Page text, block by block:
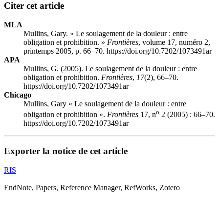
Citer cet article
MLA
Mullins, Gary. « Le soulagement de la douleur : entre
obligation et prohibition. » Frontières, volume 17, numéro 2,
printemps 2005, p. 66–70. https://doi.org/10.7202/1073491ar
APA
Mullins, G. (2005). Le soulagement de la douleur : entre
obligation et prohibition. Frontières, 17(2), 66–70.
https://doi.org/10.7202/1073491ar
Chicago
Mullins, Gary « Le soulagement de la douleur : entre
obligation et prohibition ». Frontières 17, no 2 (2005) : 66–70.
https://doi.org/10.7202/1073491ar
Exporter la notice de cet article
RIS
EndNote, Papers, Reference Manager, RefWorks, Zotero